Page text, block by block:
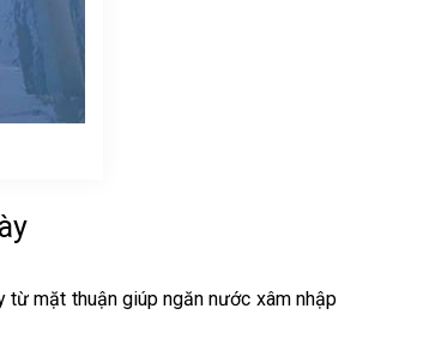
mặt thuận giúp ngăn nước xâm nhập